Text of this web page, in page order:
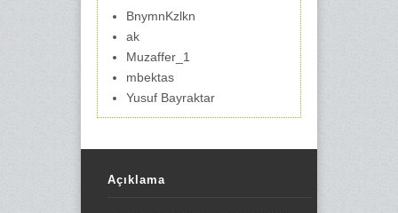
BnymnKzlkn
ak
Muzaffer_1
mbektas
Yusuf Bayraktar
Açıklama